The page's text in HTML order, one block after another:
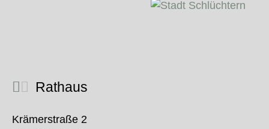
Rathaus
Krämerstraße 2